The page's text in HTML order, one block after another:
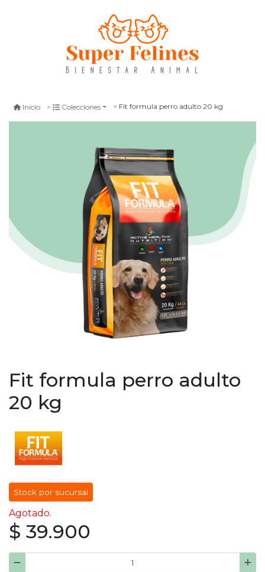
Inicio Colecciones Fit formula perro adulto 20 kg
Fit formula perro adulto
20 kg
Stock por sucursal
Agotado.
$ 39.900